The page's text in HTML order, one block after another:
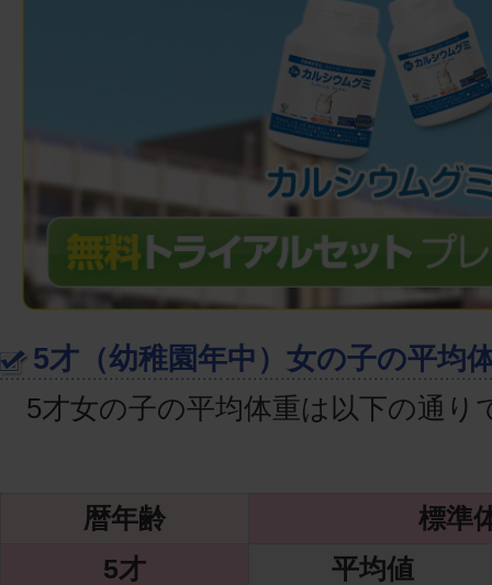
5才（幼稚園年中）女の子の平均
5才女の子の平均体重は以下の通り
暦年齢
標準
5才
平均値